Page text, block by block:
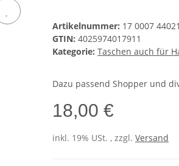
Artikelnummer: 17 0007
GTIN: 4025974017911
Kategorie: Taschen auch für
Dazu passend Shopper und
18,00 €
inkl. 19% USt. , zzgl. Versand